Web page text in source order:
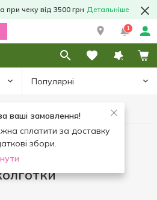
при чеку від 3500 грн Детальніше
1
Популярні
ваші замовлення!
сплатити за доставку
збори.
Шкарпетки та колготки